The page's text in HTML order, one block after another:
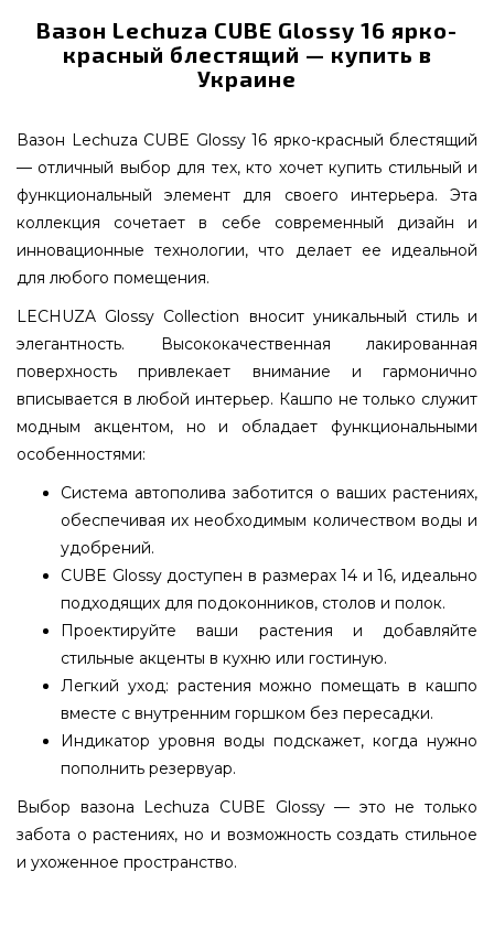
Вазон Lechuza CUBE Glossy 16 ярко-
красный блестящий — купить в
Украине
Вазон Lechuza CUBE Glossy 16 ярко-красный блестящий
— отличный выбор для тех, кто хочет купить стильный и
функциональный элемент для своего интерьера. Эта
коллекция сочетает в себе современный дизайн и
инновационные технологии, что делает ее идеальной
для любого помещения.
LECHUZA Glossy Collection вносит уникальный стиль и
элегантность. Высококачественная лакированная
поверхность привлекает внимание и гармонично
вписывается в любой интерьер. Кашпо не только служит
модным акцентом, но и обладает функциональными
особенностями:
Система автополива заботится о ваших растениях,
обеспечивая их необходимым количеством воды и
удобрений.
CUBE Glossy доступен в размерах 14 и 16, идеально
подходящих для подоконников, столов и полок.
Проектируйте ваши растения и добавляйте
стильные акценты в кухню или гостиную.
Легкий уход: растения можно помещать в кашпо
вместе с внутренним горшком без пересадки.
Индикатор уровня воды подскажет, когда нужно
пополнить резервуар.
Выбор вазона Lechuza CUBE Glossy — это не только
забота о растениях, но и возможность создать стильное
и ухоженное пространство.